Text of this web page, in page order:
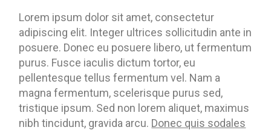
Lorem ipsum dolor sit amet, consectetur
adipiscing elit. Integer ultrices sollicitudin ante in
posuere. Donec eu posuere libero, ut fermentum
purus. Fusce iaculis dictum tortor, eu
pellentesque tellus fermentum vel. Nam a
magna fermentum, scelerisque purus sed,
tristique ipsum. Sed non lorem aliquet, maximus
nibh tincidunt, gravida arcu. Donec quis sodales